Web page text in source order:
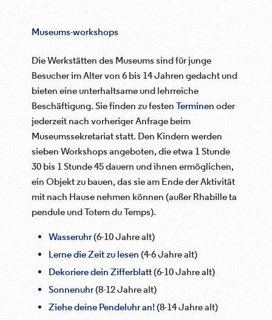
Museums-workshops
Die Werkstätten des Museums sind für junge
Besucher im Alter von 6 bis 14 Jahren gedacht und
bieten eine unterhaltsame und lehrreiche
Beschäftigung. Sie finden zu festenTerminenoder
jederzeit nach vorheriger Anfrage beim
Museumssekretariat statt. Den Kindern werden
sieben Workshops angeboten, die etwa 1 Stunde
30 bis 1 Stunde 45 dauern und ihnen ermöglichen,
ein Objekt zu bauen, das sie am Ende der Aktivität
mit nach Hause nehmen können (außer Rhabille ta
pendule und Totem du Temps).
Wasseruhr(6-10 Jahre alt)
Lerne die Zeit zu lesen (4-6 Jahre alt)
Dekoriere dein Zifferblatt(6-10 Jahre alt)
Sonnenuhr(8-12 Jahre alt)
Ziehe deine Pendeluhr an!(8-14 Jahre alt)